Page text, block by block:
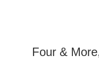
Four &